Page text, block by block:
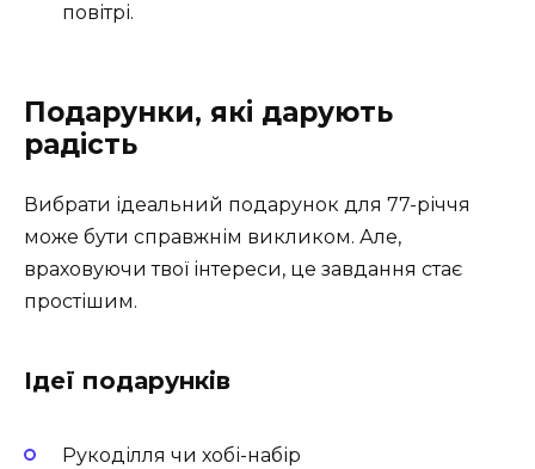
повітрі.
Подарунки, які дарують
радість
Вибрати ідеальний подарунок для 77-річчя
може бути справжнім викликом. Але,
враховуючи твої інтереси, це завдання стає
простішим.
Ідеї подарунків
Рукоділля чи хобі-набір